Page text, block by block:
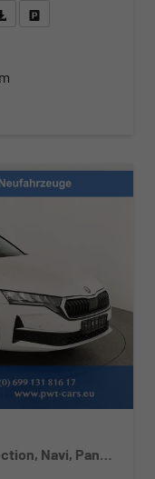
Sie an
Angebot drucken (PDF)
2.0 TDI 110 kW Selection DSG Selection, Navi, Pano, AHK, Teilleder, 5-J Garantie